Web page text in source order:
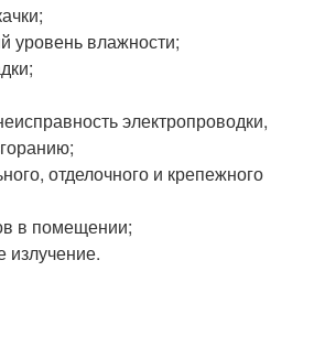
уровень влажности;
электропроводки,
отделочного и крепежного
в помещении;
излучение.